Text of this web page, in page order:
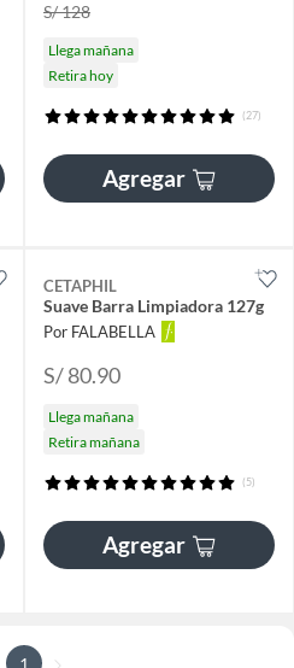
S/ 128
Llega mañana
Retira hoy
(27)
Agregar
CETAPHIL
Suave Barra Limpiadora 127g
Por FALABELLA
S/ 80.90
Llega mañana
Retira mañana
(5)
Agregar
1